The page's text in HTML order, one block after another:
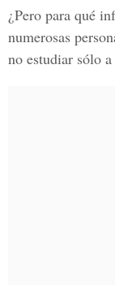
¿Pero para qué
numerosas
no estudiar sólo